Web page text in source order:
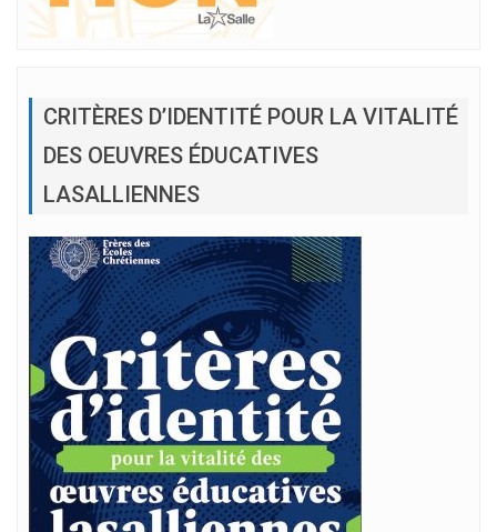
CRITÈRES D’IDENTITÉ POUR LA VITALITÉ
DES OEUVRES ÉDUCATIVES
LASALLIENNES